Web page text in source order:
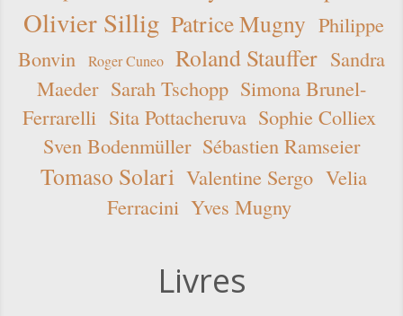
Olivier Sillig Patrice Mugny Philippe
Bonvin
Roger Cuneo Roland Stauffer Sandra
Maeder Sarah Tschopp Simona Brunel-
Ferrarelli Sita Pottacheruva Sophie Colliex
Sven Bodenmüller Sébastien Ramseier
Tomaso Solari Valentine Sergo Velia
Ferracini Yves Mugny
Livres